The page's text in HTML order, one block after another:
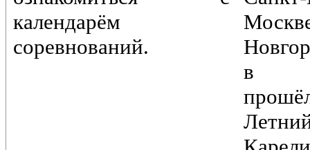
календарём
соревнований.
в